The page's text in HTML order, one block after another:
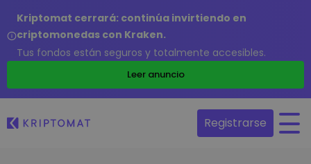
Kriptomat cerrará: continúa invirtiendo en
criptomonedas con Kraken.
Tus fondos están seguros y totalmente accesibles.
Leer anuncio
Registrarse